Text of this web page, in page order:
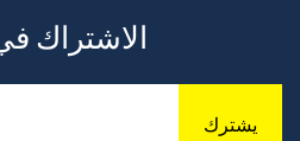
الاشتراك
يشترك